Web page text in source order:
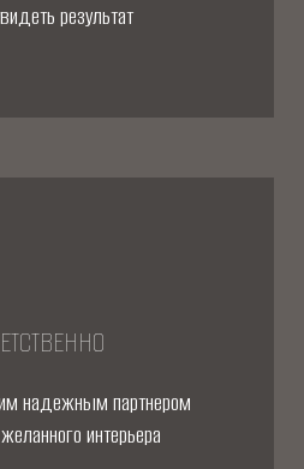
результат
надежным партнером
интерьера